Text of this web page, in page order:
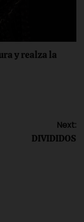
y realza la
Next:
DIVIDIDOS